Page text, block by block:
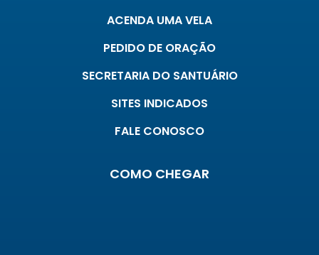
ACENDA UMA VELA
PEDIDO DE ORAÇÃO
SECRETARIA DO SANTUÁRIO
SITES INDICADOS
FALE CONOSCO
COMO CHEGAR